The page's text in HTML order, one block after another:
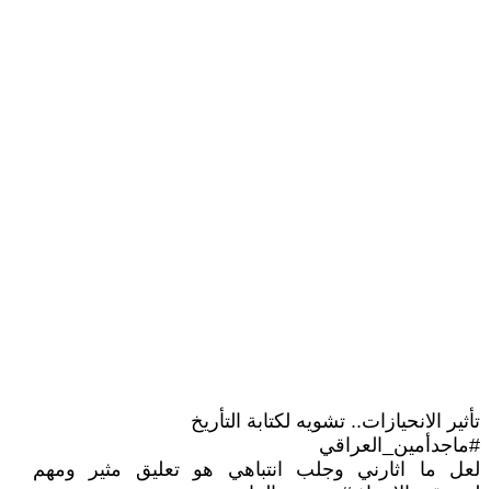
تأثير الانحيازات.. تشويه لكتابة التأريخ
#ماجدأمين_العراقي
لعل ما اثارني وجلب انتباهي هو تعليق مثير ومهم